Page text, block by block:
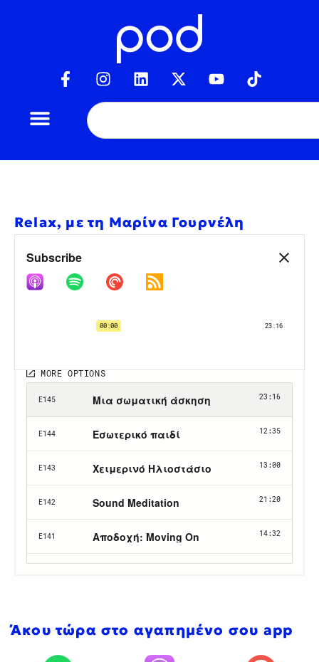
Relax, με τη Μαρίνα Γουρνέλη
Άκου τώρα στο αγαπημένο σου app